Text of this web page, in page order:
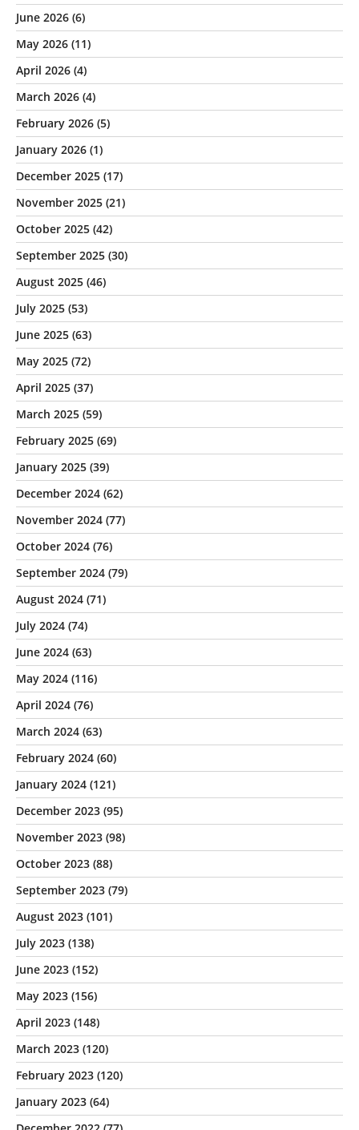
June 2026 (6)
May 2026 (11)
April 2026 (4)
March 2026 (4)
February 2026 (5)
January 2026 (1)
December 2025 (17)
November 2025 (21)
October 2025 (42)
September 2025 (30)
August 2025 (46)
July 2025 (53)
June 2025 (63)
May 2025 (72)
April 2025 (37)
March 2025 (59)
February 2025 (69)
January 2025 (39)
December 2024 (62)
November 2024 (77)
October 2024 (76)
September 2024 (79)
August 2024 (71)
July 2024 (74)
June 2024 (63)
May 2024 (116)
April 2024 (76)
March 2024 (63)
February 2024 (60)
January 2024 (121)
December 2023 (95)
November 2023 (98)
October 2023 (88)
September 2023 (79)
August 2023 (101)
July 2023 (138)
June 2023 (152)
May 2023 (156)
April 2023 (148)
March 2023 (120)
February 2023 (120)
January 2023 (64)